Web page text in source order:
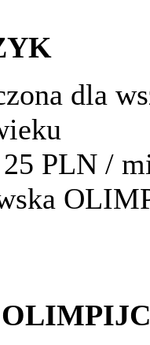
dla
PLN /